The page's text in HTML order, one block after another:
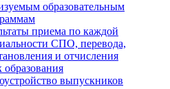
образовательным
приема по каждой
СПО, перевода,
и отчисления
образования
выпускников